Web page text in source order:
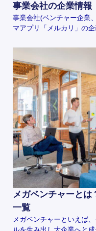
事業会社の企業情報
事業会社(ベンチャー企業
マアプリ「メルカリ」の
メガベンチャーと
一覧
メガベンチャーといえば
ルを生み出し大企業へと